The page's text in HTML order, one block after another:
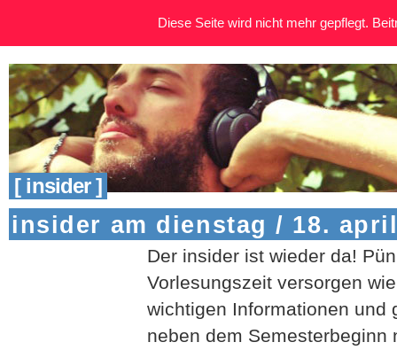
[ insider ]
insider am dienstag / 18.
Der insider ist wieder da!
Vorlesungszeit versorgen
wichtigen Informationen und
neben dem Semesterbeginn
Diese Seite wird nicht mehr gepflegt.